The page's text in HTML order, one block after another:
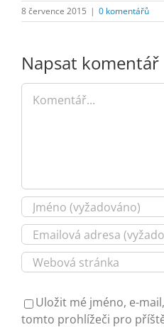
8 července 2015 | 0 komentářů
Napsat komentář
Komentář
Uložit mé jméno, e-
tomto prohlížeči pro